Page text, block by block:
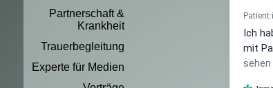
Partnerschaft &
Krankheit
Trauerbegleitung
Experte für Medien